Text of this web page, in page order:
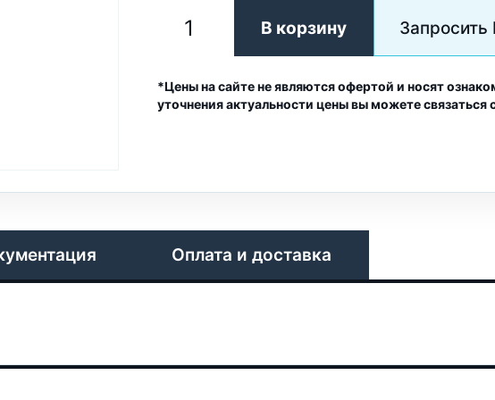
В корзину Запросить
*Цены на сайте не являются офертой и носят
уточнения актуальности цены вы можете связаться
Оплата и доставка